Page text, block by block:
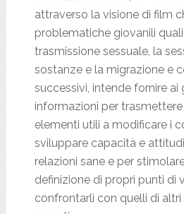
attraverso la visione di film
problematiche giovanili
trasmissione sessuale, la
sostanze e la migrazione e
successivi, intende fornire ai
informazioni per
elementi utili a modificare i
sviluppare capacità e
relazioni sane e per
definizione di propri punti di
confrontarli con quelli di altri